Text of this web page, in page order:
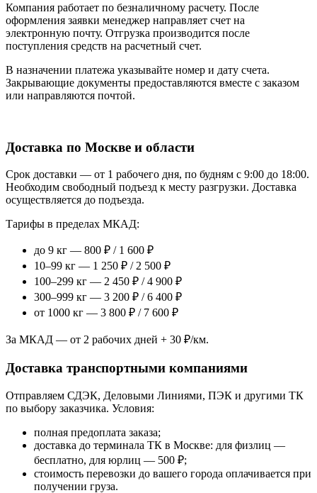
Компания работает по безналичному расчету. После
оформления заявки менеджер направляет счет на
электронную почту. Отгрузка производится после
поступления средств на расчетный счет.
В назначении платежа указывайте номер и дату счета.
Закрывающие документы предоставляются вместе с заказом
или направляются почтой.
Доставка по Москве и области
Срок доставки — от 1 рабочего дня, по будням с 9:00 до 18:00.
Необходим свободный подъезд к месту разгрузки. Доставка
осуществляется до подъезда.
Тарифы в пределах МКАД:
до 9 кг — 800 ₽ / 1 600 ₽
10–99 кг — 1 250 ₽ / 2 500 ₽
100–299 кг — 2 450 ₽ / 4 900 ₽
300–999 кг — 3 200 ₽ / 6 400 ₽
от 1000 кг — 3 800 ₽ / 7 600 ₽
За МКАД — от 2 рабочих дней + 30 ₽/км.
Доставка транспортными компаниями
Отправляем СДЭК, Деловыми Линиями, ПЭК и другими ТК
по выбору заказчика. Условия:
полная предоплата заказа;
доставка до терминала ТК в Москве: для физлиц —
бесплатно, для юрлиц — 500 ₽;
стоимость перевозки до вашего города оплачивается при
получении груза.